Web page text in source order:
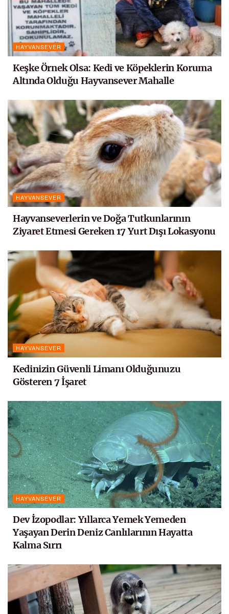
HAYVANSEVER
Keşke Örnek Olsa: Kedi ve Köpeklerin Koruma
Altında Olduğu Hayvansever Mahalle
HAYVANSEVER
Hayvanseverlerin ve Doğa Tutkunlarının
Ziyaret Etmesi Gereken 17 Yurt Dışı Lokasyonu
HAYVANSEVER
Kedinizin Güvenli Limanı Olduğunuzu
Gösteren 7 İşaret
HAYVANSEVER
Dev İzopodlar: Yıllarca Yemek Yemeden
Yaşayan Derin Deniz Canlılarının Hayatta
Kalma Sırrı